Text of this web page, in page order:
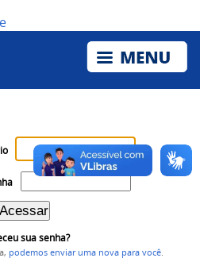
sua senha?
podemos enviar uma nova para você